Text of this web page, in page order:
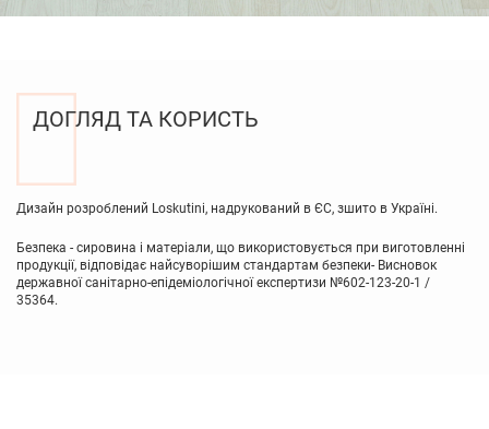
ДОГЛЯД ТА КОРИСТЬ
Дизайн розроблений Loskutini, надрукований в ЄС, зшито в Україні.
Безпека - сировина і матеріали, що використовується при виготовленні
продукції, відповідає найсуворішим стандартам безпеки- Висновок
державної санітарно-епідеміологічної експертизи №602-123-20-1 /
35364.